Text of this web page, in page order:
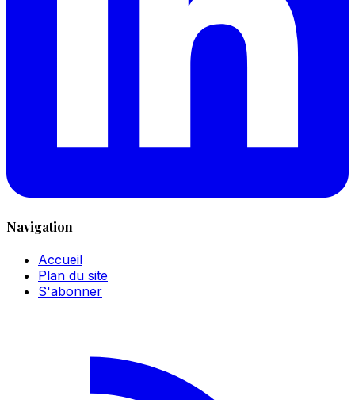
Navigation
Accueil
Plan du site
S'abonner